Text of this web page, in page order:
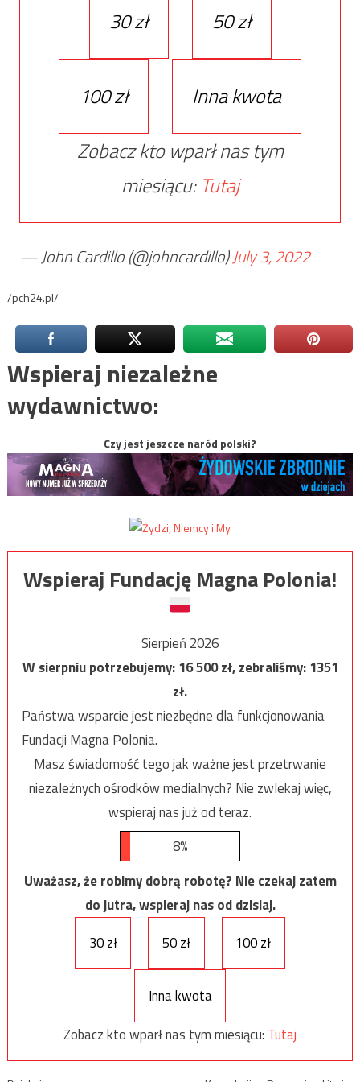
30 zł 50 zł
100 zł
Inna kwota
Zobacz kto wparł nas tym
miesiącu: Tutaj
— John Cardillo (@johncardillo)July 3, 2022
/pch24.pl/
Wspieraj niezależne
wydawnictwo:
Czy jest jeszcze naród polski?
Wspieraj Fundację Magna Polonia!
Sierpień 2026
W sierpniu potrzebujemy:16 500zł, zebraliśmy:1351
zł.
Państwa wsparcie jest niezbędne dla funkcjonowania
Fundacji Magna Polonia.
Masz świadomość tego jak ważne jest przetrwanie
niezależnych ośrodków medialnych? Nie zwlekaj więc,
wspieraj nas już od teraz.
8%
Uważasz, że robimy dobrą robotę? Nie czekaj zatem
do jutra, wspieraj nas od dzisiaj.
30 zł
50 zł 100 zł
Inna kwota
Zobacz kto wparł nas tym miesiącu: Tutaj